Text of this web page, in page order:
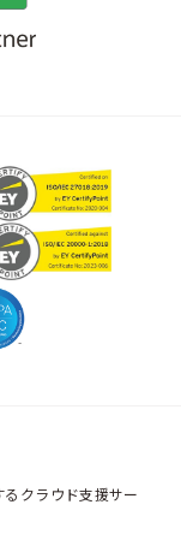
クラウド支援サー